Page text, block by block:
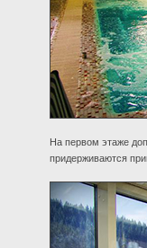
На первом этаже
придерживаются